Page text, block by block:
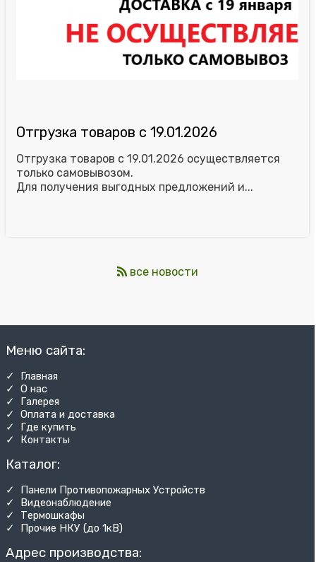
Отгрузка товаров с 19.01.2026
Отгрузка товаров с 19.01.2026 осуществляется
только самовывозом.
Для получения выгодных предложений и...
все новости
Меню сайта:
✓ Главная
✓ О нас
✓ Галерея
✓ Оплата и доставка
✓ Где купить
✓ Контакты
Каталог:
✓ Панели Противопожарных Устройств
✓ Видеонаблюдение
✓ Термошкафы
✓ Прочие НКУ (до 1кВ)
Адрес производства: